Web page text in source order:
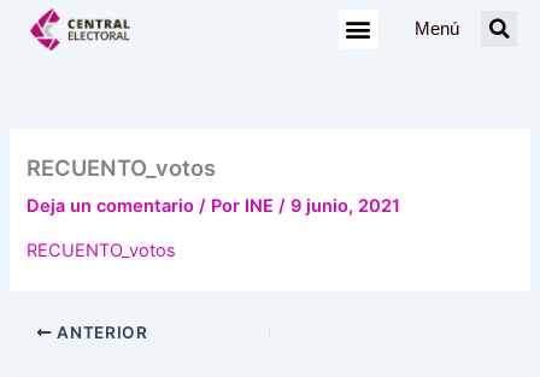
Menú
RECUENTO_votos
Deja un comentario / Por INE/9 junio, 2021
RECUENTO_votos
ANTERIOR